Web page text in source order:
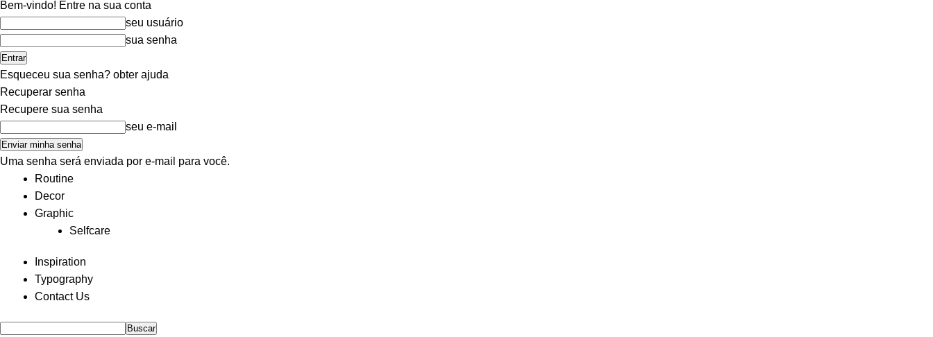
Bem-vindo! Entre na sua conta
seu usuário
sua senha
Esqueceu sua senha? obter ajuda
Recuperar senha
Recupere sua senha
seu e-mail
Uma senha será enviada por e-mail para você.
Routine
Decor
Graphic
Selfcare
Inspiration
Typography
Contact Us